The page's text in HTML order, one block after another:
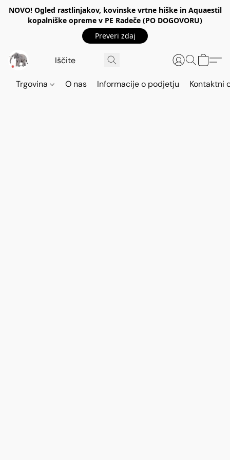
NOVO! Ogled rastlinjakov, kovinske vrtne hiške in Aquaestil
kopalniške opreme v PE Radeče (PO DOGOVORU)
Preveri zdaj
Trgovina O nas Informacije o podjetju Kontaktni